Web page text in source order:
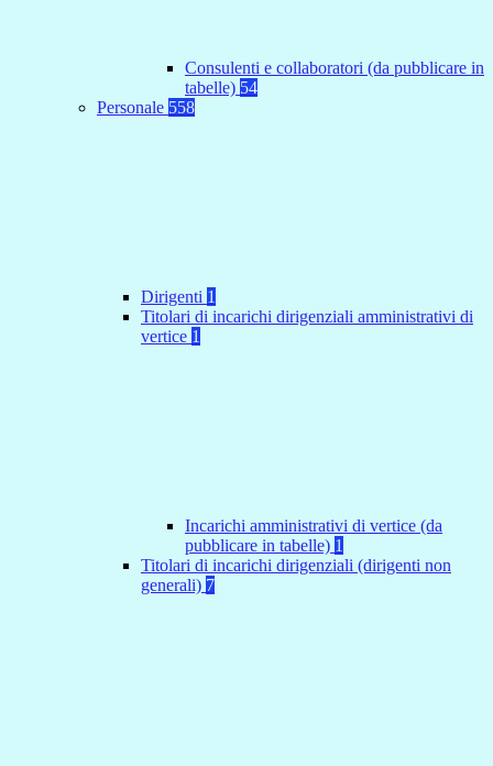
Consulenti e collaboratori (da pubblicare in
tabelle) 54
Personale 558
Dirigenti 1
Titolari di incarichi dirigenziali amministrativi di
vertice 1
Incarichi amministrativi di vertice (da
pubblicare in tabelle) 1
Titolari di incarichi dirigenziali (dirigenti non
generali) 7